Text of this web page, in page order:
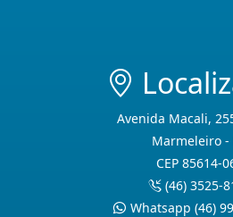
Avenida Macali,
Marmeleiro -
CEP 85614-
(46) 3525-
Whatsapp (46)